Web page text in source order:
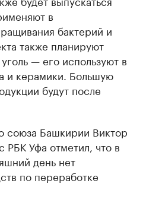
в
бактерий и
также планируют
— его используют в
и керамики. Большую
будут после
союза Башкирии Виктор
РБК Уфа отметил, что в
день нет
по переработке